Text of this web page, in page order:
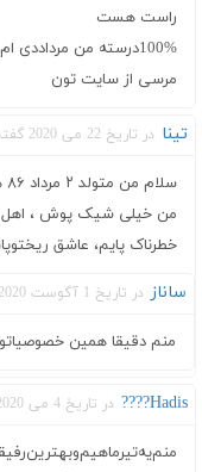
راست هست
100%درسته من مرداددی ام همه ی این وخصوصیات هارو دارم
مرسی از سایت تون
تینا در تاریخ 22 می 2020 گفته :
سلام من متولد ۲ مرداد ۸۶ هستم
من خیلی شیک پوش ، اهل
خطرناک پایم، عاشق
ساناز در تاریخ 1 آگوست 2020 گفته :
منم دقیقا همین
Hadis???? در تاریخ 4 می 2020 گفته :